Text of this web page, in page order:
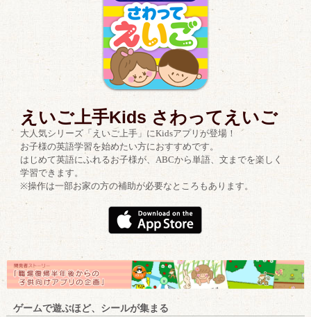
えいご上手Kids さわってえいご
大人気シリーズ「えいご上手」にKidsアプリが登場！
お子様の英語学習を始めたい方におすすめです。
はじめて英語にふれるお子様が、ABCから単語、文までを楽しく
学習できます。
※操作は一部お家の方の補助が必要なところもあります。
ゲームで遊ぶほど、シールが集まる